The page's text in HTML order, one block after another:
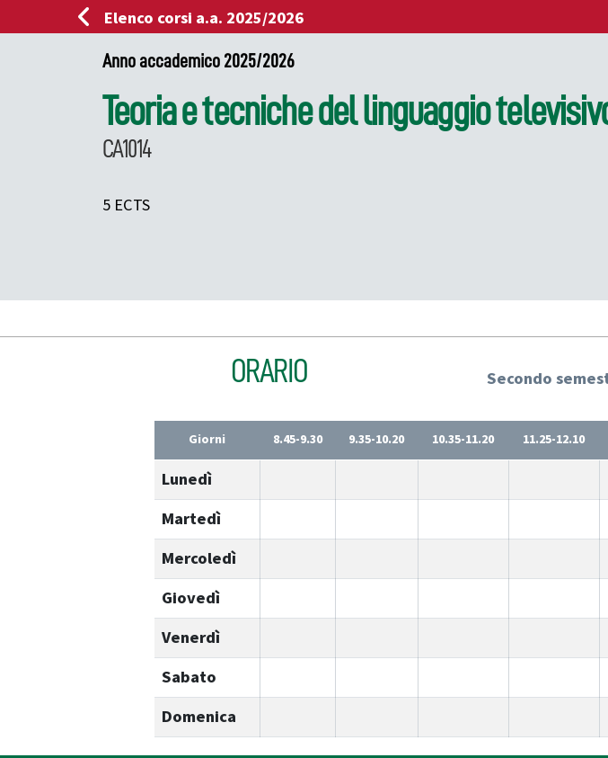
Elenco corsi a.a. 2025/2026
Anno accademico 2025/2026
Teoria e tecniche del linguaggio
CA1014
5 ECTS
ORARIO Secondo
Giorni 8.45-9.30 9.35-10.20 10.35-11.20 11.25-12.10
Lunedì
Martedì
Mercoledì
Giovedì
Venerdì
Sabato
Domenica